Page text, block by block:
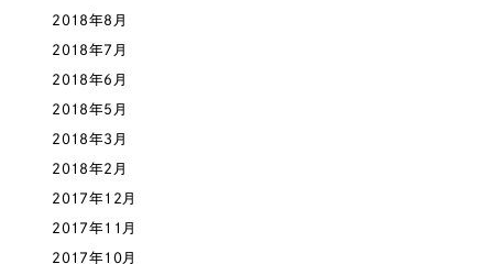
2018年8月
2018年7月
2018年6月
2018年5月
2018年3月
2018年2月
2017年12月
2017年11月
2017年10月